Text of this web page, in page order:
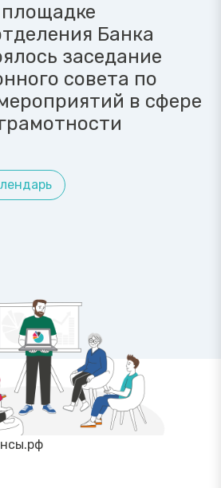
Банка
заседание
совета по
в сфере